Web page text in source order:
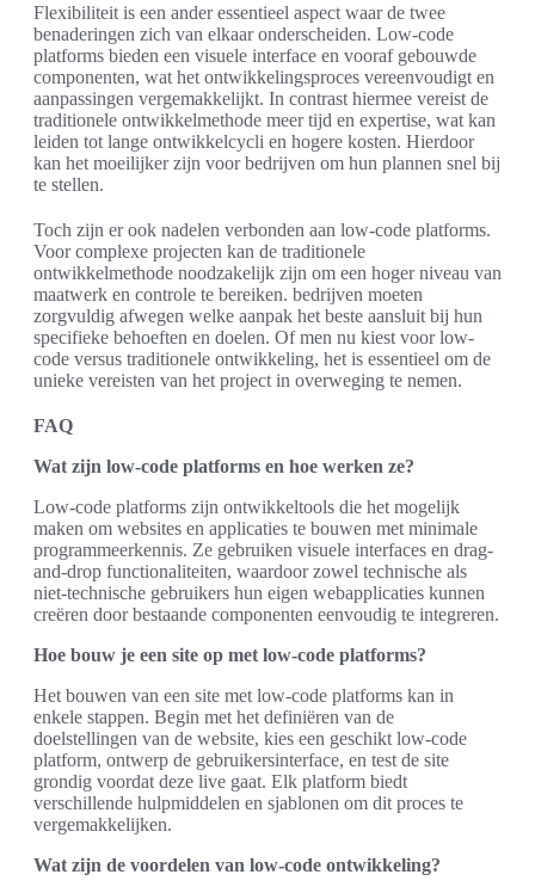
Flexibiliteit is een ander essentieel aspect waar de twee
benaderingen zich van elkaar onderscheiden. Low-code
platforms bieden een visuele interface en vooraf gebouwde
componenten, wat het ontwikkelingsproces vereenvoudigt en
aanpassingen vergemakkelijkt. In contrast hiermee vereist de
traditionele ontwikkelmethode meer tijd en expertise, wat kan
leiden tot lange ontwikkelcycli en hogere kosten. Hierdoor
kan het moeilijker zijn voor bedrijven om hun plannen snel bij
te stellen.
Toch zijn er ook nadelen verbonden aan low-code platforms.
Voor complexe projecten kan de traditionele
ontwikkelmethode noodzakelijk zijn om een hoger niveau van
maatwerk en controle te bereiken. bedrijven moeten
zorgvuldig afwegen welke aanpak het beste aansluit bij hun
specifieke behoeften en doelen. Of men nu kiest voor low-
code versus traditionele ontwikkeling, het is essentieel om de
unieke vereisten van het project in overweging te nemen.
FAQ
Wat zijn low-code platforms en hoe werken ze?
Low-code platforms zijn ontwikkeltools die het mogelijk
maken om websites en applicaties te bouwen met minimale
programmeerkennis. Ze gebruiken visuele interfaces en drag-
and-drop functionaliteiten, waardoor zowel technische als
niet-technische gebruikers hun eigen webapplicaties kunnen
creëren door bestaande componenten eenvoudig te integreren.
Hoe bouw je een site op met low-code platforms?
Het bouwen van een site met low-code platforms kan in
enkele stappen. Begin met het definiëren van de
doelstellingen van de website, kies een geschikt low-code
platform, ontwerp de gebruikersinterface, en test de site
grondig voordat deze live gaat. Elk platform biedt
verschillende hulpmiddelen en sjablonen om dit proces te
vergemakkelijken.
Wat zijn de voordelen van low-code ontwikkeling?